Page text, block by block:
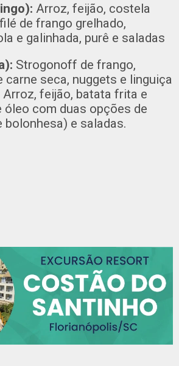
Arroz, feijão, costela
de frango grelhado,
e galinhada, purê e saladas
Strogonoff de frango,
carne seca, nuggets e linguiça
feijão, batata frita e
óleo com duas opções de
bolonhesa) e saladas.